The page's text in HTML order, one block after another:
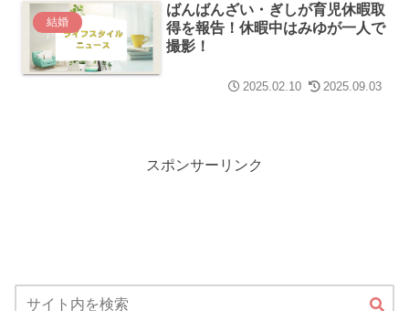
結婚
ばんばんざい・ぎしが育児休暇取
得を報告！休暇中はみゆが一人で
撮影！
2025.02.10 2025.09.03
スポンサーリンク